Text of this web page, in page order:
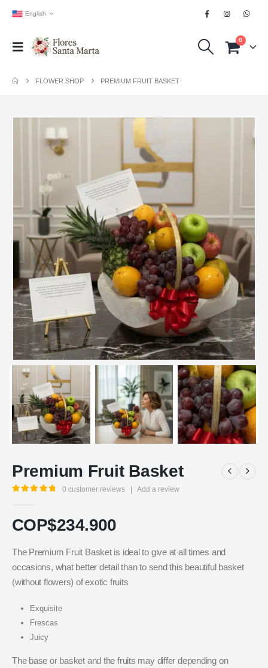
English
0
FLOWER SHOP PREMIUM FRUIT BASKET
Premium Fruit Basket
0 customer reviews Add a review
COP$234.900
The Premium Fruit Basket is ideal to give at all times and
occasions, what better detail than to send this beautiful basket
(without flowers) of exotic fruits
Exquisite
Frescas
Juicy
The base or basket and the fruits may differ depending on